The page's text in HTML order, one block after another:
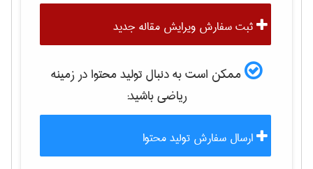
ثبت سفارش ویرایش مقاله جدید
ممکن است به دنبال تولید محتوا در زمینه
رياضیباشید:
ارسال سفارش تولید محتوا